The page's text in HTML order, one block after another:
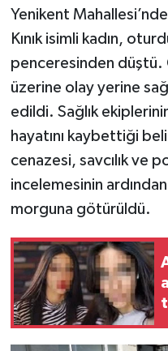
Yenikent
Kınık isimli kadın,
penceresinden düştü.
üzerine olay yerine
edildi. Sağlık
hayatını kaybettiği
cenazesi, savcılık ve
incelemesinin
morguna götürüldü.
Yaşam